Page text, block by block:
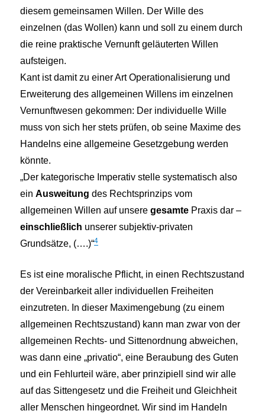
diesem gemeinsamen Willen. Der Wille des
einzelnen (das Wollen) kann und soll zu einem durch
die reine praktische Vernunft geläuterten Willen
aufsteigen.
Kant ist damit zu einer Art Operationalisierung und
Erweiterung des allgemeinen Willens im einzelnen
Vernunftwesen gekommen: Der individuelle Wille
muss von sich her stets prüfen, ob seine Maxime des
Handelns eine allgemeine Gesetzgebung werden
könnte.
„Der kategorische Imperativ stelle systematisch also
einAusweitung des Rechtsprinzips vom
allgemeinen Willen auf unseregesamte Praxis dar –
einschließlich unserer subjektiv-privaten
Grundsätze, (….)“4
Es ist eine moralische Pflicht, in einen Rechtszustand
der Vereinbarkeit aller individuellen Freiheiten
einzutreten. In dieser Maximengebung (zu einem
allgemeinen Rechtszustand) kann man zwar von der
allgemeinen Rechts- und Sittenordnung abweichen,
was dann eine „privatio“, eine Beraubung des Guten
und ein Fehlurteil wäre, aber prinzipiell sind wir alle
auf das Sittengesetz und die Freiheit und Gleichheit
aller Menschen hingeordnet. Wir sind im Handeln